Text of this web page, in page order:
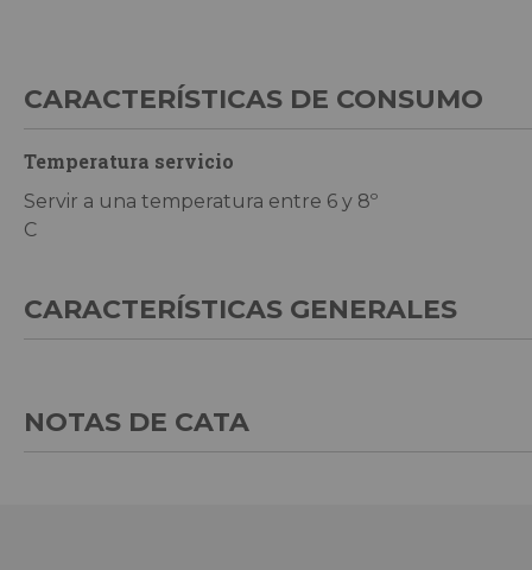
CARACTERÍSTICAS DE CONSUMO
Temperatura servicio
Servir a una temperatura entre 6 y 8º
C
CARACTERÍSTICAS GENERALES
NOTAS DE CATA